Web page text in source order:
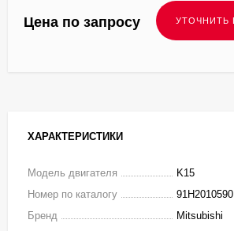
Цена по запросу
ХАРАКТЕРИСТИКИ
Модель двигателя
K15
Номер по каталогу
91H2010590
Бренд
Mitsubishi